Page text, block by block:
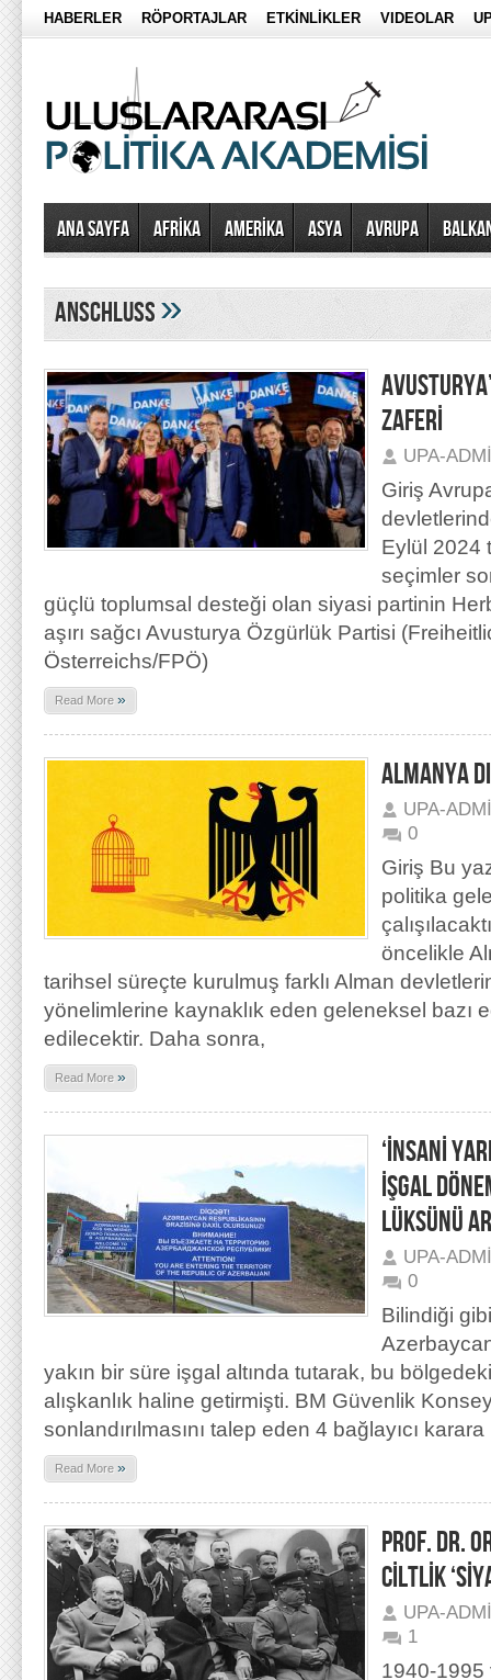
HABERLER RÖPORTAJLAR ETKİNLİKLER VIDEOLAR
Ana Sayfa AFRİKA AMERİKA ASYA AVRUPA
Anschluss»
ZAFERİ
UPA-
Giriş
Eylül 2024
seçimler
güçlü toplumsal desteği olan siyasi partinin
aşırı sağcı Avusturya Özgürlük Partisi
Österreichs/FPÖ)
Read More »
ALMANYA
UPA-
0
Giriş Bu
politika
öncelikle
tarihsel süreçte kurulmuş farklı Alman
yönelimlerine kaynaklık eden geleneksel bazı
edilecektir. Daha sonra,
Read More »
‘İNSANİ
İŞGAL
LÜKSÜNÜ
UPA-
0
Bilindiği
yakın bir süre işgal altında tutarak, bu
alışkanlık haline getirmişti. BM Güvenlik
sonlandırılmasını talep eden 4 bağlayıcı
Read More »
PROF. DR.
CİLTLİK
UPA-
1
1940-1995